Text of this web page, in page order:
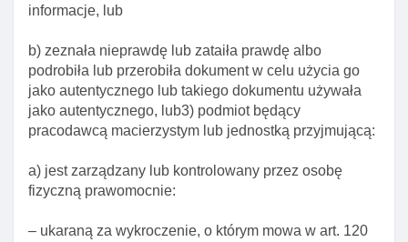
informacje, lub
b) zeznała nieprawdę lub zataiła prawdę albo
podrobiła lub przerobiła dokument w celu użycia go
jako autentycznego lub takiego dokumentu używała
jako autentycznego, lub3) podmiot będący
pracodawcą macierzystym lub jednostką przyjmującą:
a) jest zarządzany lub kontrolowany przez osobę
fizyczną prawomocnie:
– ukaraną za wykroczenie, o którym mowa w art. 120
krótkoterminowa I Długoterminowa pracownika kadry
odbywającego staż, w ramach przeniesienia
wewnątrz przedsiębiorstwa
Art. 139a. Zezwolenie na pobyt czasowy w celu
wykonywania pracy w ramach przeniesienia
wewnątrz przedsiębiorstwa
Art. 139b. Rozporządzenie w sprawie limitu
zezwoleń na pobyt czasowy w celu wykonywania
przedsiębiorstwa